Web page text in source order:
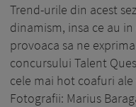
Trend-urile din acest
dinamism, insa ce au
provoaca sa ne
concursului Talent
cele mai hot coafuri ale
Fotografii: Marius